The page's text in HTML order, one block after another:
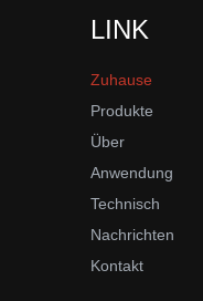
LINK
Zuhause
Produkte
Über
Anwendung
Technisch
Nachrichten
Kontakt